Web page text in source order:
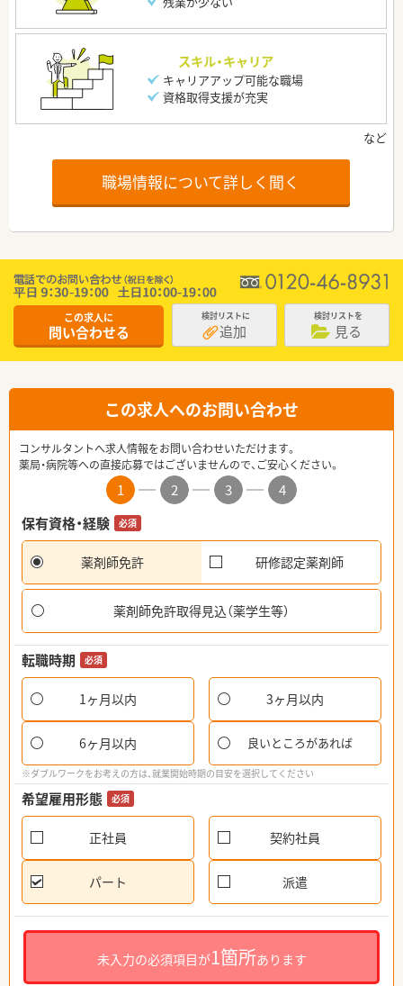
スキル・キャリア
キャリアアップ可能な職場
資格取得支援が充実
職場情報について詳しく聞く
この求人に
問い合わせる
検討リストに
追加
検討リストを
見る
この求人へのお問い合わせ
コンサルタントへ求人情報をお問い合わせいただけます。
薬局・病院等への直接応募ではございませんので、ご安心ください。
1 2 3
4
保有資格・経験
必須
薬剤師免許 研修認定薬剤師
薬剤師免許取得見込（薬学生等）
転職時期 必須
1ヶ月以内 3ヶ月以内
6ヶ月以内 良いところがあれば
※ダブルワークをお考えの方は、就業開始時期の目安を選択してください
希望雇用形態 必須
正社員 契約社員
パート 派遣
未入力の必須項目が1箇所あります